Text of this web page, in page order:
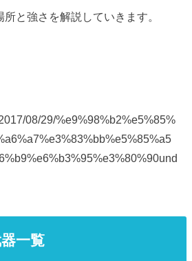
と強さを解説していきます。
08/29/%e9%98%b2%e5%85%
一覧